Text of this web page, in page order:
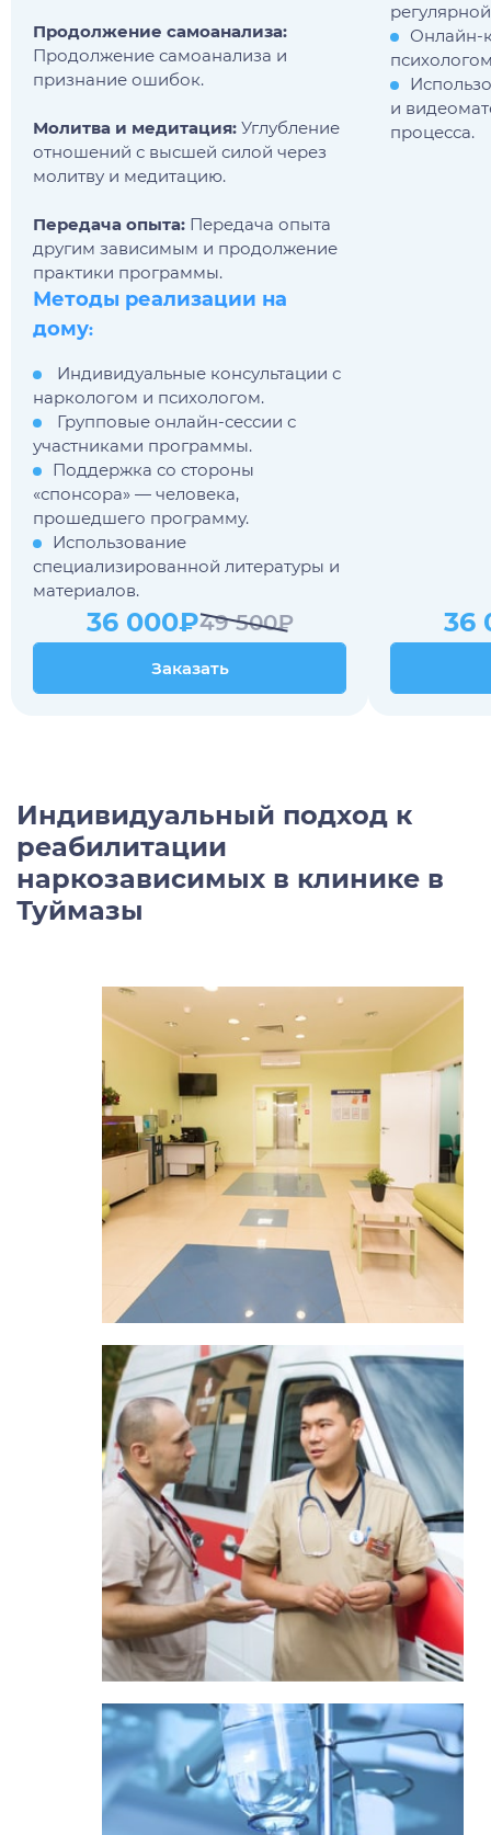
Продолжение самоанализа:
Продолжение самоанализа и
признание ошибок.
Молитва и медитация: Углубление
отношений с высшей силой через
молитву и медитацию.
Передача опыта: Передача опыта
другим зависимым и продолжение
практики программы.
Методы реализации на
дому:
Индивидуальные консультации с
наркологом и психологом.
Групповые онлайн-сессии с
участниками программы.
Поддержка со стороны
«спонсора» — человека,
прошедшего программу.
Использование
специализированной литературы и
материалов.
36 000₽49 500₽
Заказать
Заказать
Онлайн-
и
процесса.
36
Индивидуальный подход к
реабилитации
наркозависимых в клинике в
Туймазы